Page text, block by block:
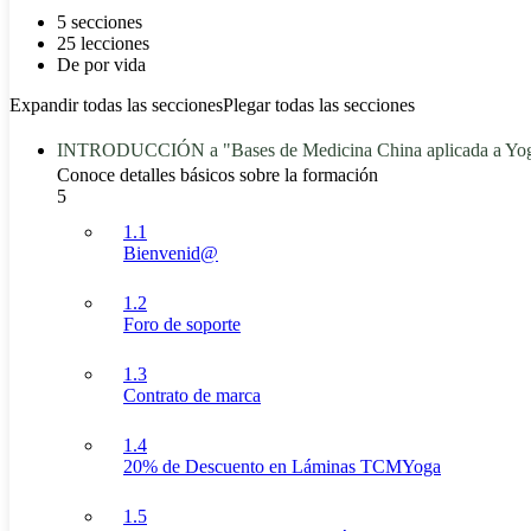
5 secciones
25 lecciones
De por vida
Expandir todas las seccionesPlegar todas las secciones
INTRODUCCIÓN a "Bases de Medicina China aplicada a
Conoce detalles básicos sobre la formación
5
1.1
Bienvenid@
1.2
Foro de soporte
1.3
Contrato de marca
1.4
20% de Descuento en Láminas TCMYoga
1.5